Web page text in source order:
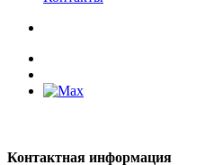
Контактная информация